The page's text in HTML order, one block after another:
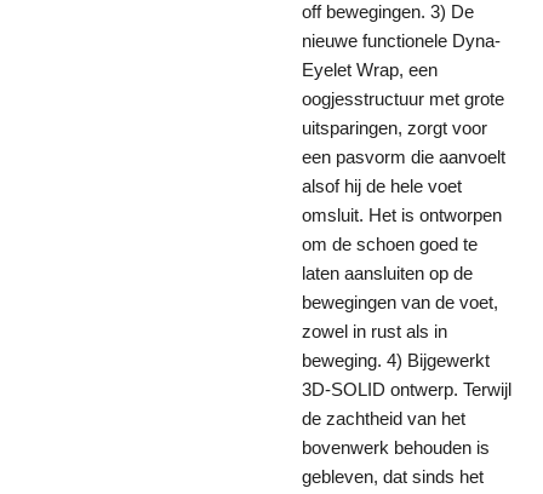
off bewegingen. 3) De
nieuwe functionele Dyna-
Eyelet Wrap, een
oogjesstructuur met grote
uitsparingen, zorgt voor
een pasvorm die aanvoelt
alsof hij de hele voet
omsluit. Het is ontworpen
om de schoen goed te
laten aansluiten op de
bewegingen van de voet,
zowel in rust als in
beweging. 4) Bijgewerkt
3D-SOLID ontwerp. Terwijl
de zachtheid van het
bovenwerk behouden is
gebleven, dat sinds het